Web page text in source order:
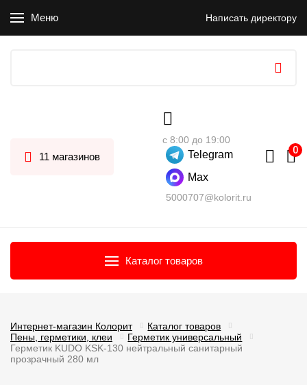
Меню Написать директору
11 магазинов
с 8:00 до 19:00
Telegram
Max
5000707@kolorit.ru
Каталог товаров
Интернет-магазин Колорит
Каталог товаров
Пены, герметики, клеи
Герметик универсальный
Герметик KUDO KSK-130 нейтральный санитарный
прозрачный 280 мл